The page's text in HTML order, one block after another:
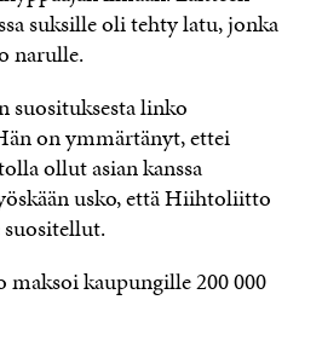
suksille oli tehty latu, jonka
narulle.
suosituksesta linko
on ymmärtänyt, ettei
ollut asian kanssa
usko, että Hiihtoliitto
kaupungille 200 000